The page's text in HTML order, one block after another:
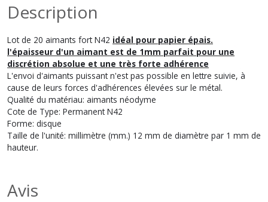
Description
Lot de 20 aimants fort N42 idéal pour papier épais.
l'épaisseur d'un aimant est de 1mm parfait pour une
discrétion absolue et une très forte adhérence
L'envoi d'aimants puissant n'est pas possible en lettre suivie, à
cause de leurs forces d'adhérences élevées sur le métal.
Qualité du matériau: aimants néodyme
Cote de Type: Permanent N42
Forme: disque
Taille de l'unité: millimètre (mm.) 12 mm de diamètre par 1 mm de
hauteur.
Avis